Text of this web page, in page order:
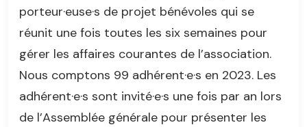
porteur·euse·s de projet bénévoles qui se
réunit une fois toutes les six semaines pour
gérer les affaires courantes de l’association.
Nous comptons 99 adhérent·e·s en 2023. Les
adhérent·e·s sont invité·e·s une fois par an lors
de l’Assemblée générale pour présenter les